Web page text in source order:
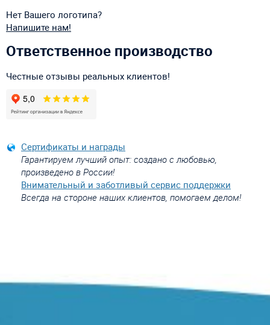
Нет Вашего логотипа?
Напишите нам!
Ответственное производство
Честные отзывы реальных клиентов!
Сертификаты и награды
Гарантируем лучший опыт: создано с любовью,
произведено в России!
Внимательный и заботливый сервис поддержки
Всегда на стороне наших клиентов, помогаем делом!